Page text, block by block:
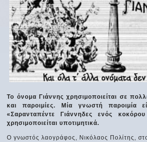
Το όνομα Γιάννης χρησιμοποιείται σε
και παροιμίες. Μία γνωστή παροιμία
«Σαρανταπέντε Γιάννηδες ενός
χρησιμοποιείται υποτιμητικά.
Ο γνωστός λαογράφος, Νικόλαος Πολίτης,